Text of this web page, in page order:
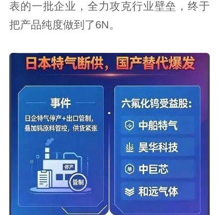
表的一批企业，全力攻克行业壁垒，终于
把产品纯度做到了6N。